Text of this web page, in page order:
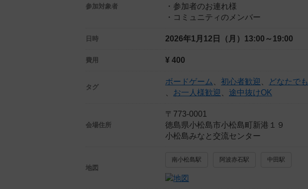
参加対象者
・参加者のお連れ様
・コミュニティのメンバー
日時 2026年1月12日（月） 13:00～19:00
費用 ¥ 400
タグ
ボードゲーム 初心者歓迎 どなたでも
お一人様歓迎 途中抜けOK
会場住所
〒773-0001
徳島県小松島市小松島町新港１９
小松島みなと交流センター
地図
南小松島駅 阿波赤石駅 中田駅